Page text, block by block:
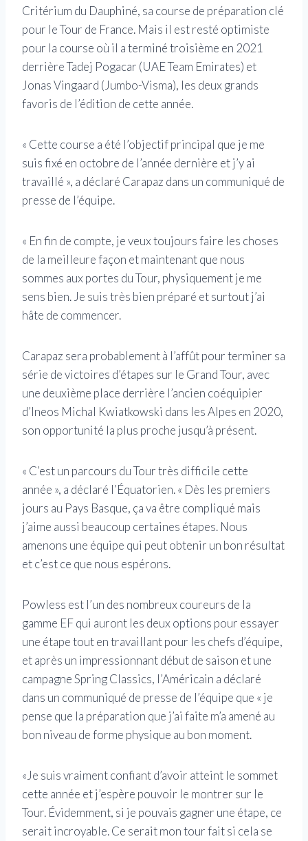
Critérium du Dauphiné, sa course de préparation clé
pour le Tour de France. Mais il est resté optimiste
pour la course où il a terminé troisième en 2021
derrière Tadej Pogacar (UAE Team Emirates) et
Jonas Vingaard (Jumbo-Visma), les deux grands
favoris de l’édition de cette année.
« Cette course a été l’objectif principal que je me
suis fixé en octobre de l’année dernière et j’y ai
travaillé », a déclaré Carapaz dans un communiqué de
presse de l’équipe.
« En fin de compte, je veux toujours faire les choses
de la meilleure façon et maintenant que nous
sommes aux portes du Tour, physiquement je me
sens bien. Je suis très bien préparé et surtout j’ai
hâte de commencer.
Carapaz sera probablement à l’affût pour terminer sa
série de victoires d’étapes sur le Grand Tour, avec
une deuxième place derrière l’ancien coéquipier
d’Ineos Michal Kwiatkowski dans les Alpes en 2020,
son opportunité la plus proche jusqu’à présent.
« C’est un parcours du Tour très difficile cette
année », a déclaré l’Équatorien. « Dès les premiers
jours au Pays Basque, ça va être compliqué mais
j’aime aussi beaucoup certaines étapes. Nous
amenons une équipe qui peut obtenir un bon résultat
et c’est ce que nous espérons.
Powless est l’un des nombreux coureurs de la
gamme EF qui auront les deux options pour essayer
une étape tout en travaillant pour les chefs d’équipe,
et après un impressionnant début de saison et une
campagne Spring Classics, l’Américain a déclaré
dans un communiqué de presse de l’équipe que « je
pense que la préparation que j’ai faite m’a amené au
bon niveau de forme physique au bon moment.
«Je suis vraiment confiant d’avoir atteint le sommet
cette année et j’espère pouvoir le montrer sur le
Tour. Évidemment, si je pouvais gagner une étape, ce
serait incroyable. Ce serait mon tour fait si cela se